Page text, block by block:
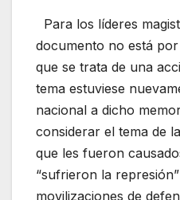
Para los líderes
documento no está
que se trata de una
tema estuviese
nacional a dicho
considerar el tema de
que les fueron
“sufrieron la
movilizaciones de